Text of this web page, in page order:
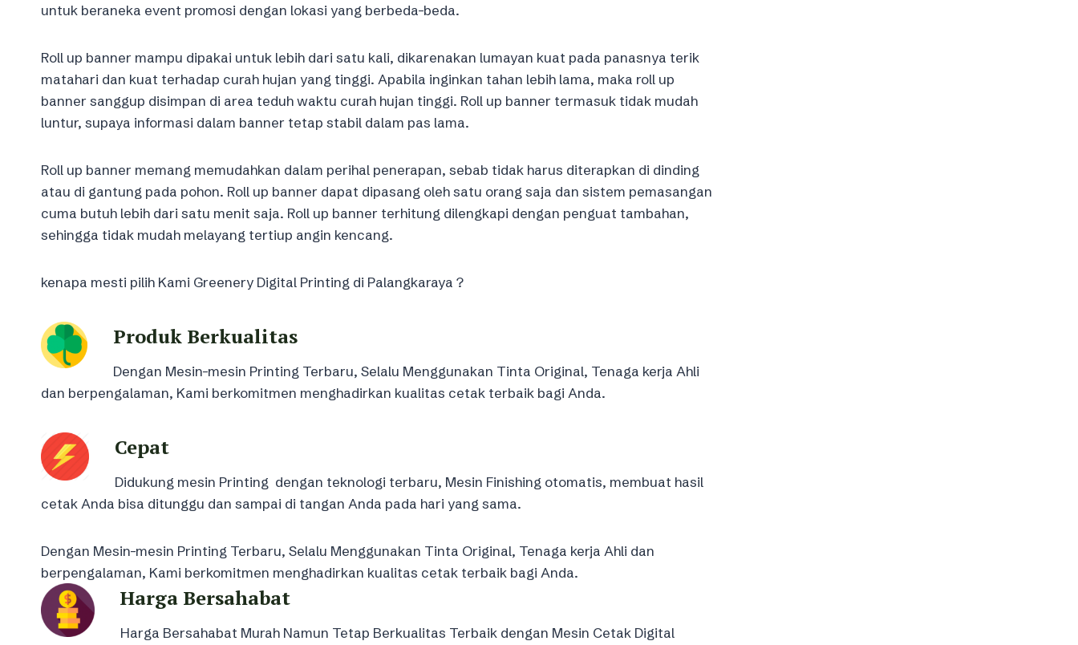
untuk beraneka event promosi dengan lokasi yang berbeda-beda.
Roll up banner mampu dipakai untuk lebih dari satu kali, dikarenakan lumayan kuat pada panasnya terik
matahari dan kuat terhadap curah hujan yang tinggi. Apabila inginkan tahan lebih lama, maka roll up
banner sanggup disimpan di area teduh waktu curah hujan tinggi. Roll up banner termasuk tidak mudah
luntur, supaya informasi dalam banner tetap stabil dalam pas lama.
Roll up banner memang memudahkan dalam perihal penerapan, sebab tidak harus diterapkan di dinding
atau di gantung pada pohon. Roll up banner dapat dipasang oleh satu orang saja dan sistem pemasangan
cuma butuh lebih dari satu menit saja. Roll up banner terhitung dilengkapi dengan penguat tambahan,
sehingga tidak mudah melayang tertiup angin kencang.
kenapa mesti pilih Kami Greenery Digital Printing di Palangkaraya ?
Produk Berkualitas
Dengan Mesin-mesin Printing Terbaru, Selalu Menggunakan Tinta Original, Tenaga kerja Ahli
dan berpengalaman, Kami berkomitmen menghadirkan kualitas cetak terbaik bagi Anda.
Cepat
Didukung mesin Printing dengan teknologi terbaru, Mesin Finishing otomatis, membuat hasil
cetak Anda bisa ditunggu dan sampai di tangan Anda pada hari yang sama.
Dengan Mesin-mesin Printing Terbaru, Selalu Menggunakan Tinta Original, Tenaga kerja Ahli dan
berpengalaman, Kami berkomitmen menghadirkan kualitas cetak terbaik bagi Anda.
Harga Bersahabat
Harga Bersahabat Murah Namun Tetap Berkualitas Terbaik dengan Mesin Cetak Digital